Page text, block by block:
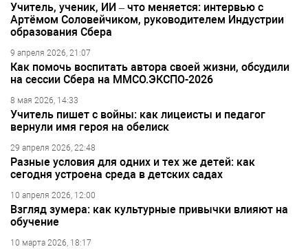
Учитель, ученик, ИИ – что меняется: интервью с
Артёмом Соловейчиком, руководителем Индустрии
образования Сбера
9 апреля 2026, 21:07
Как помочь воспитать автора своей жизни, обсудили
на сессии Сбера на ММСО.ЭКСПО-2026
8 мая 2026, 14:33
Учитель пишет с войны: как лицеисты и педагог
вернули имя героя на обелиск
29 апреля 2026, 22:48
Разные условия для одних и тех же детей: как
сегодня устроена среда в детских садах
10 апреля 2026, 12:00
Взгляд зумера: как культурные привычки влияют на
обучение
10 марта 2026, 18:17